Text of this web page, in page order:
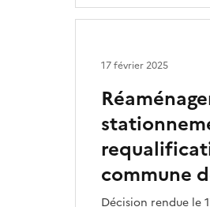
commune
Décision rendue le
17 février 2025